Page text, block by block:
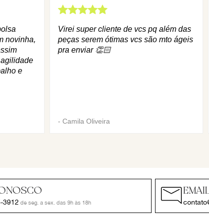
novinha,
e
Virei super cliente de vcs pq além das
peças serem ótimas vcs são mto ágeis
pra enviar 👏🏻
- Camila Oliveira
3912 de seg. a sex. das 9h às 18h